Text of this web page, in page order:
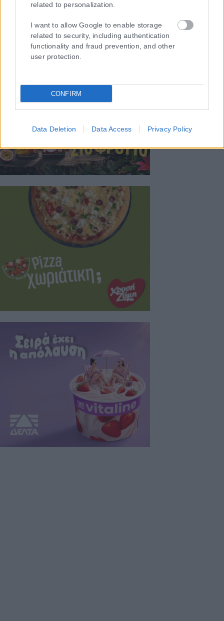
related to personalization.
I want to allow Google to enable storage
related to security, including authentication
functionality and fraud prevention, and other
user protection.
CONFIRM
Data Deletion Data Access Privacy Policy